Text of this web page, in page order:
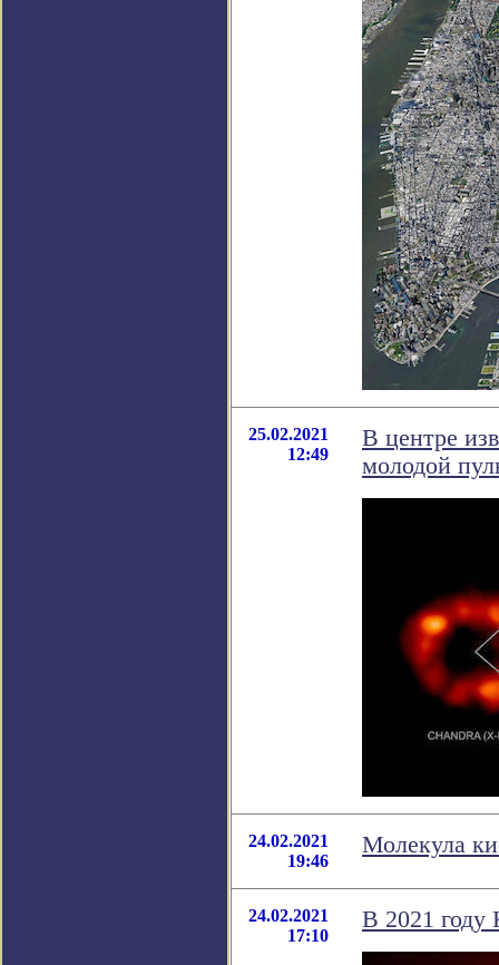
25.02.2021
12:49
В центре
молодой
24.02.2021
19:46
Молекула
24.02.2021
17:10
В 2021 году